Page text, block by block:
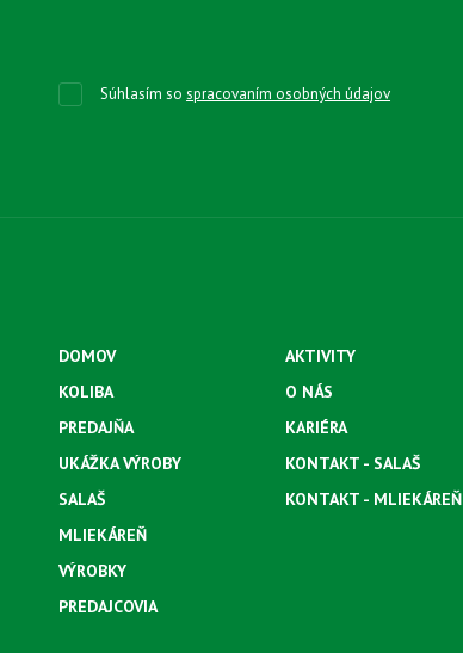
Súhlasím sospracovaním osobných údajov
DOMOV
KOLIBA
PREDAJŇA
UKÁŽKA VÝROBY
SALAŠ
MLIEKÁREŇ
VÝROBKY
PREDAJCOVIA
AKTIVITY
O NÁS
KARIÉRA
KONTAKT - SALAŠ
KONTAKT - MLIEKÁREŇ